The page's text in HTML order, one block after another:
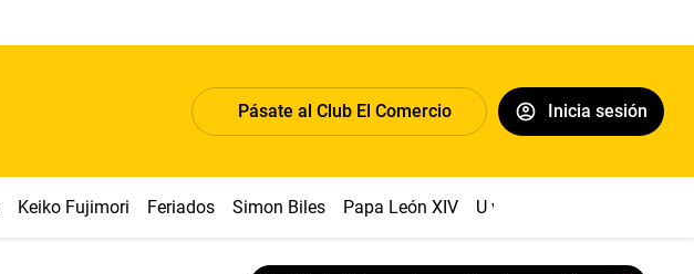
Pásate al Club El Comercio Inicia sesión
Keiko Fujimori Feriados Simon Biles Papa León XIV U vs Cristal